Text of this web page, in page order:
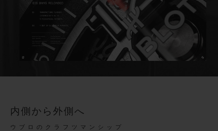
内側から外側へ
ウブロのクラフツマンシップ